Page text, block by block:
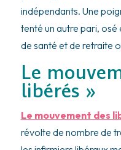
indépendants. Une
tenté un autre pari, osé
de santé et de retraite
Le
libérés »
Le mouvement des
révolte de nombre de